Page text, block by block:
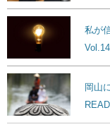
私が
岡山